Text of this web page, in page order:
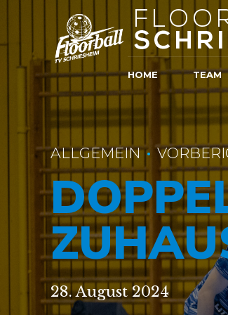
HOME TEAM
ALLGEMEIN
28. August 2024